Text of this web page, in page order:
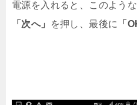
電源を入れると、このよう
「次へ」
を押し、最後に 「